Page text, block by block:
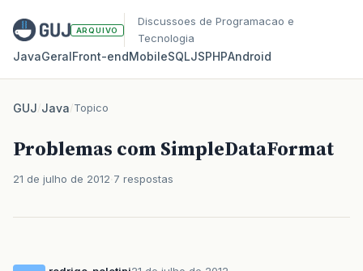
ARQUIVO
Discussoes de Programacao e
Tecnologia
JavaGeralFront‑endMobileSQLJSPHPAndroid
GUJ/Java/Topico
Problemas com SimpleDataFormat
21 de julho de 2012 7 respostas